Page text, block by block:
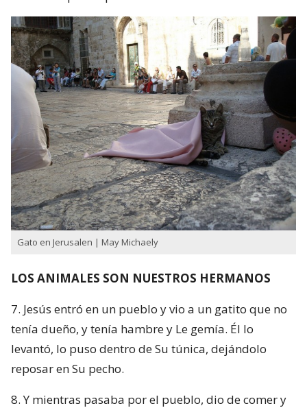
Gato en Jerusalen | May Michaely
LOS ANIMALES SON NUESTROS HERMANOS
7. Jesús entró en un pueblo y vio a un gatito que no
tenía dueño, y tenía hambre y Le gemía. Él lo
levantó, lo puso dentro de Su túnica, dejándolo
reposar en Su pe­cho.
8. Y mientras pasaba por el pueblo, dio de comer y